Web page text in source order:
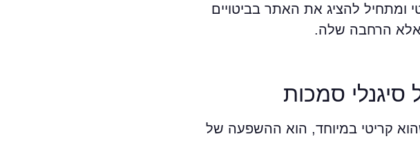
ומתחיל להציג את האתר בביטויים
אלא הרחבה שלה.
סמכות
קריטי במיוחד, הוא ההשפעה של